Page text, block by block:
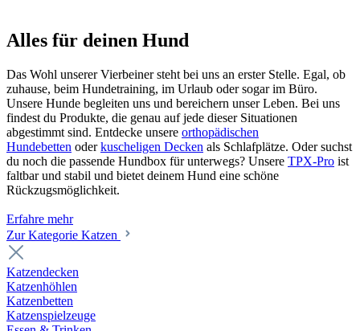
Alles für deinen Hund
Das Wohl unserer Vierbeiner steht bei uns an erster Stelle. Egal, ob
zuhause, beim Hundetraining, im Urlaub oder sogar im Büro.
Unsere Hunde begleiten uns und bereichern unser Leben. Bei uns
findest du Produkte, die genau auf jede dieser Situationen
abgestimmt sind. Entdecke unsere orthopädischen
Hundebetten oderkuscheligen Decken als Schlafplätze. Oder suchst
du noch die passende Hundbox für unterwegs? Unsere TPX-Pro ist
faltbar und stabil und bietet deinem Hund eine schöne
Rückzugsmöglichkeit.
Erfahre mehr
Zur Kategorie Katzen
Katzendecken
Katzenhöhlen
Katzenbetten
Katzenspielzeuge